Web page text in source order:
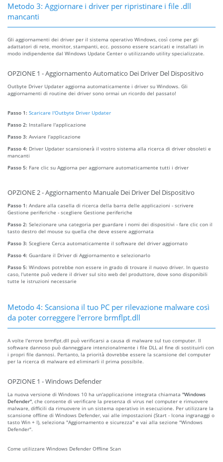
Metodo 3: Aggiornare i driver per ripristinare i file .dll
mancanti
Gli aggiornamenti dei driver per il sistema operativo Windows, così come per gli
adattatori di rete, monitor, stampanti, ecc. possono essere scaricati e installati in
modo indipendente dal Windows Update Center o utilizzando utility specializzate.
OPZIONE 1 - Aggiornamento Automatico Dei Driver Del Dispositivo
Outbyte Driver Updater aggiorna automaticamente i driver su Windows. Gli
aggiornamenti di routine dei driver sono ormai un ricordo del passato!
Passo 1: Scaricare l'Outbyte Driver Updater
Passo 2: Installare l'applicazione
Passo 3: Avviare l'applicazione
Passo 4: Driver Updater scansionerà il vostro sistema alla ricerca di driver obsoleti e
mancanti
Passo 5: Fare clic su Aggiorna per aggiornare automaticamente tutti i driver
OPZIONE 2 - Aggiornamento Manuale Dei Driver Del Dispositivo
Passo 1: Andare alla casella di ricerca della barra delle applicazioni - scrivere
Gestione periferiche - scegliere Gestione periferiche
Passo 2: Selezionare una categoria per guardare i nomi dei dispositivi - fare clic con il
tasto destro del mouse su quella che deve essere aggiornata
Passo 3: Scegliere Cerca automaticamente il software del driver aggiornato
Passo 4: Guardare il Driver di Aggiornamento e selezionarlo
Passo 5: Windows potrebbe non essere in grado di trovare il nuovo driver. In questo
caso, l'utente può vedere il driver sul sito web del produttore, dove sono disponibili
tutte le istruzioni necessarie
Metodo 4: Scansiona il tuo PC per rilevazione malware così
da poter correggere l'errore brmflpt.dll
A volte l'errore brmflpt.dll può verificarsi a causa di malware sul tuo computer. Il
software dannoso può danneggiare intenzionalmente i file DLL al fine di sostituirli con
i propri file dannosi. Pertanto, la priorità dovrebbe essere la scansione del computer
per la ricerca di malware ed eliminarli il prima possibile.
OPZIONE 1 - Windows Defender
La nuova versione di Windows 10 ha un'applicazione integrata chiamata "Windows
Defender" , che consente di verificare la presenza di virus nel computer e rimuovere
malware, difficili da rimuovere in un sistema operativo in esecuzione. Per utilizzare la
scansione offline di Windows Defender, vai alle impostazioni (Start - Icona ingranaggi o
tasto Win + I), seleziona "Aggiornamento e sicurezza" e vai alla sezione "Windows
Defender".
Come utilizzare Windows Defender Offline Scan